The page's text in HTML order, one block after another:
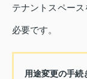
テナントスペー
必要です。
用途変更の手続